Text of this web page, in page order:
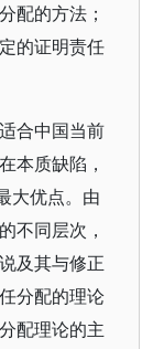
配的方法；
的证明责任
合中国当前
本质缺陷，
大优点。由
不同层次，
及其与修正
分配的理论
配理论的主